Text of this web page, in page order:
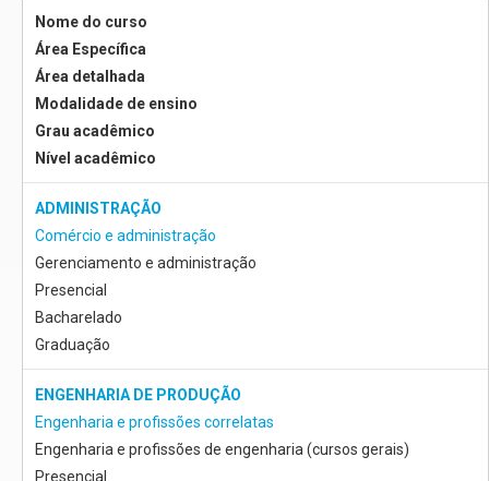
Nome do curso
Área Específica
Área detalhada
Modalidade de ensino
Grau acadêmico
Nível acadêmico
ADMINISTRAÇÃO
Comércio e administração
Gerenciamento e administração
Presencial
Bacharelado
Graduação
ENGENHARIA DE PRODUÇÃO
Engenharia e profissões correlatas
Engenharia e profissões de engenharia (cursos gerais)
Presencial